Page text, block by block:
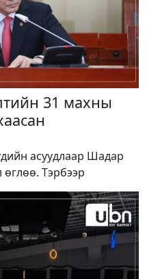
31 махны
асуудлаар Шадар
Тэрбээр